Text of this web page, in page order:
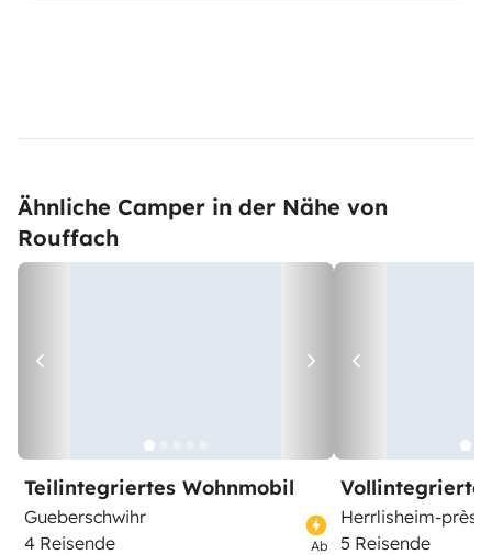
Ähnliche Camper in der Nähe von
Rouffach
Teilintegriertes Wohnmobil
Gueberschwihr
4 Reisende
Ab
Herrlisheim-près-
5 Reisende